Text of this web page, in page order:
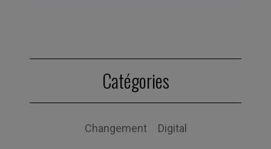
Catégories
Changement Digital